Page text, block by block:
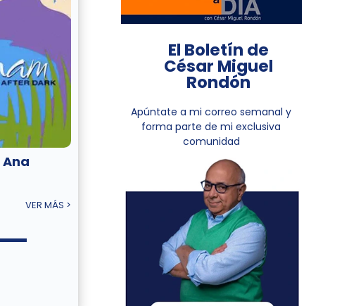
VER MÁS >
El Boletín de
César Miguel
Rondón
Apúntate a mi correo semanal y
forma parte de mi exclusiva
comunidad